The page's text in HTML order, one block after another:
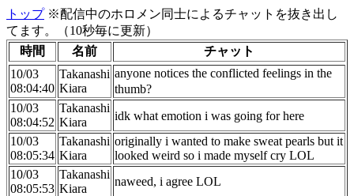
トップ※配信中のホロメン同士によるチャットを抜き出し
てます。（10秒毎に更新）
時間
名前
チャット
10/03
08:04:40
Takanashi
Kiara
anyone notices the conflicted feelings in the
thumb?
10/03
08:04:52
Takanashi
Kiara
idk what emotion i was going for here
10/03
08:05:34
Takanashi
Kiara
originally i wanted to make sweat pearls but it
looked weird so i made myself cry LOL
10/03
08:05:53
Takanashi
Kiara
naweed, i agree LOL